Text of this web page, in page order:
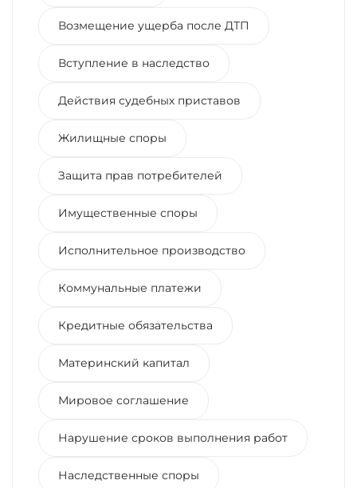
Возмещение ущерба после ДТП
Вступление в наследство
Действия судебных приставов
Жилищные споры
Защита прав потребителей
Имущественные споры
Исполнительное производство
Коммунальные платежи
Кредитные обязательства
Материнский капитал
Мировое соглашение
Нарушение сроков выполнения работ
Наследственные споры